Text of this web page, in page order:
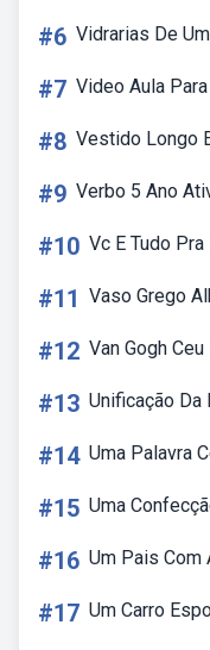
#6 Vidrarias De
#7 Video Aula
#8 Vestido Longo
#9 Verbo 5 Ano
#10 Vc E Tudo
#11 Vaso Grego
#12 Van Gogh
#13 Unificação Da
#14 Uma Palavra
#15 Uma
#16 Um Pais Com
#17 Um Carro